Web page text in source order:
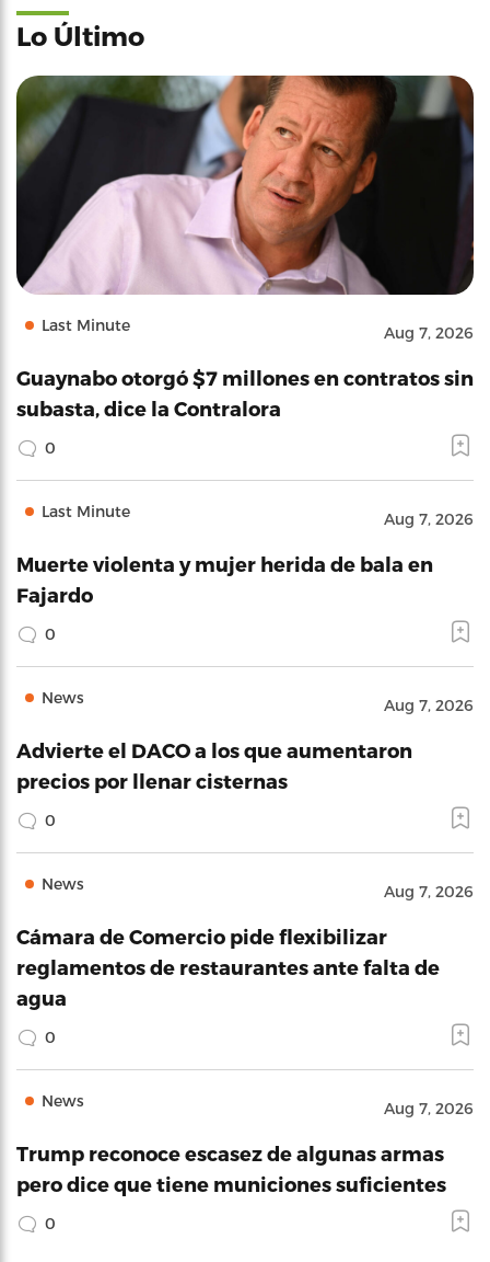
Lo Último
Last Minute Aug 7, 2026
Guaynabo otorgó $7 millones en contratos sin
subasta, dice la Contralora
0
Last Minute Aug 7, 2026
Muerte violenta y mujer herida de bala en
Fajardo
0
News Aug 7, 2026
Advierte el DACO a los que aumentaron
precios por llenar cisternas
0
News Aug 7, 2026
Cámara de Comercio pide flexibilizar
reglamentos de restaurantes ante falta de
agua
0
News Aug 7, 2026
Trump reconoce escasez de algunas armas
pero dice que tiene municiones suficientes
0